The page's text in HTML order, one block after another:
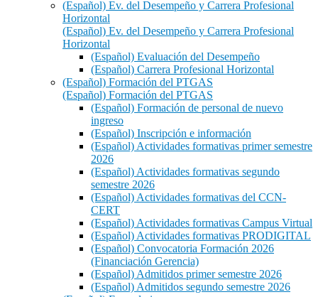
(Español) Ev. del Desempeño y Carrera Profesional
Horizontal
(Español) Ev. del Desempeño y Carrera Profesional
Horizontal
(Español) Evaluación del Desempeño
(Español) Carrera Profesional Horizontal
(Español) Formación del PTGAS
(Español) Formación del PTGAS
(Español) Formación de personal de nuevo
ingreso
(Español) Inscripción e información
(Español) Actividades formativas primer semestre
2026
(Español) Actividades formativas segundo
semestre 2026
(Español) Actividades formativas del CCN-
CERT
(Español) Actividades formativas Campus Virtual
(Español) Actividades formativas PRODIGITAL
(Español) Convocatoria Formación 2026
(Financiación Gerencia)
(Español) Admitidos primer semestre 2026
(Español) Admitidos segundo semestre 2026